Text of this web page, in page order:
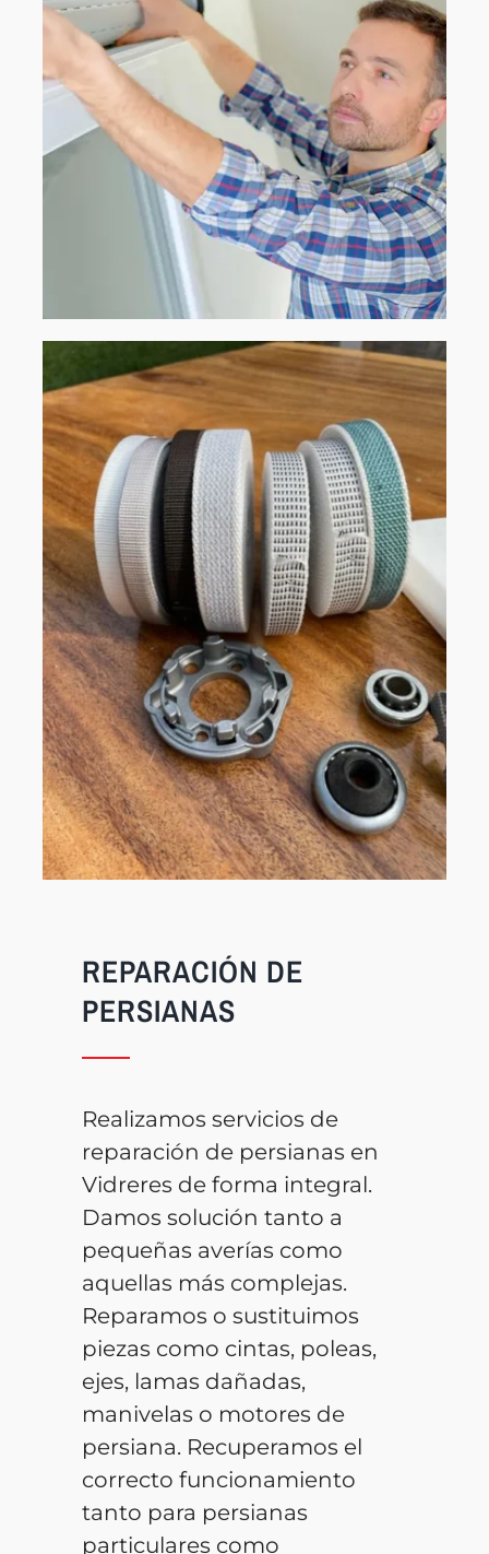
REPARACIÓN DE
PERSIANAS
Realizamos servicios de
reparación de persianas en
Vidreres de forma integral.
Damos solución tanto a
pequeñas averías como
aquellas más complejas.
Reparamos o sustituimos
piezas como cintas, poleas,
ejes, lamas dañadas,
manivelas o motores de
persiana. Recuperamos el
correcto funcionamiento
tanto para persianas
particulares como